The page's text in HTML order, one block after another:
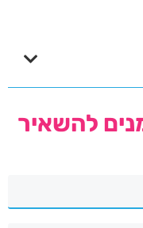
להשאיר